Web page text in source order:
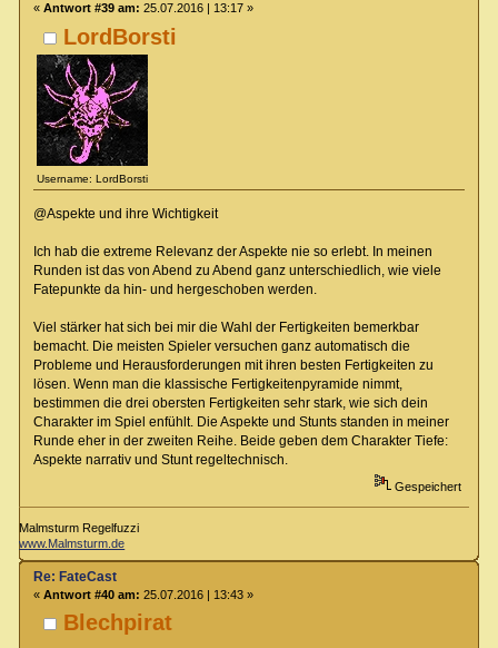
LordBorsti
Username: LordBorsti
« Antwort #39 am: 25.07.2016 | 13:17 »
@Aspekte und ihre Wichtigkeit
Ich hab die extreme Relevanz der Aspekte nie so erlebt. In meinen
Runden ist das von Abend zu Abend ganz unterschiedlich, wie viele
Fatepunkte da hin- und hergeschoben werden.
Viel stärker hat sich bei mir die Wahl der Fertigkeiten bemerkbar
bemacht. Die meisten Spieler versuchen ganz automatisch die
Probleme und Herausforderungen mit ihren besten Fertigkeiten zu
lösen. Wenn man die klassische Fertigkeitenpyramide nimmt,
bestimmen die drei obersten Fertigkeiten sehr stark, wie sich dein
Charakter im Spiel enfühlt. Die Aspekte und Stunts standen in meiner
Runde eher in der zweiten Reihe. Beide geben dem Charakter Tiefe:
Aspekte narrativ und Stunt regeltechnisch.
Gespeichert
Malmsturm Regelfuzzi
www.Malmsturm.de
Blechpirat
Re: FateCast
« Antwort #40 am: 25.07.2016 | 13:43 »